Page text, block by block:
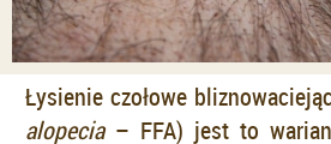
Łysienie czołowe
alopecia– FFA) jest to